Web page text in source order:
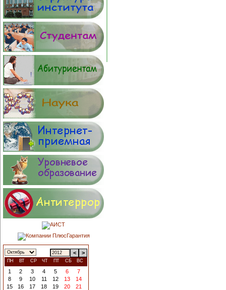
< >
ПН ВТ СР ЧТ ПТ СБ ВС
1 2 3 4 5 6
7
8
9 10 11 12 13
14
15
16 17 18 19 20
21